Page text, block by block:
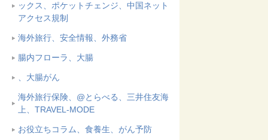
ックス、ポケットチェンジ、中国ネット
アクセス規制
海外旅行、安全情報、外務省
腸内フローラ、大腸
、大腸がん
海外旅行保険、@とらべる、三井住友海
上、TRAVEL-MODE
お役立ちコラム、食養生、がん予防